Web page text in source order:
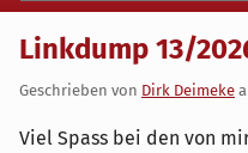
Linkdump 13/
Geschrieben von Dirk Deimeke
Viel Spass bei den von